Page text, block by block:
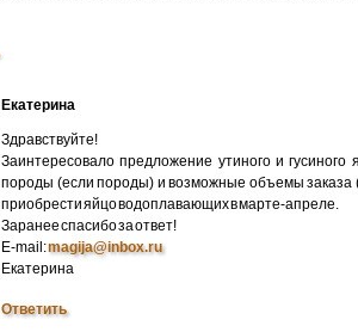
Екатерина
Здравствуйте!
Заинтересовало предложение утиного и
породы (если породы) и возможные объемы заказа
приобрести яйцо водоплавающих в марте-апреле.
Заранее спасибо за ответ!
E-mail:magija@inbox.ru
Екатерина
Ответить